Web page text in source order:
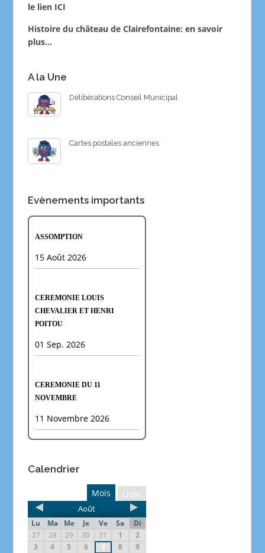
le lien ICI
Histoire du château de Clairefontaine: en savoir
plus…
A la Une
Délibérations Conseil Municipal
Cartes postales anciennes
Evènements importants
ASSOMPTION
15 Août 2026
CEREMONIE LOUIS
CHEVALIER ET HENRI
POITOU
01 Sep. 2026
CEREMONIE DU 11
NOVEMBRE
11 Novembre 2026
Calendrier
Liste
Mois
Août
Lu Ma Me Je Ve Sa
Di
27
28 29 30 31 1
2
3
4 5 6 7 8
9